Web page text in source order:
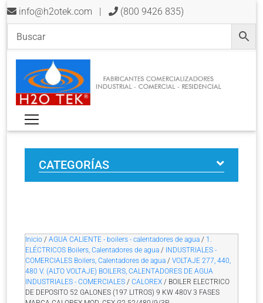
info@h2otek.com | (800 9426 835)
CATEGORÍAS
Inicio / AGUA CALIENTE - boilers - calentadores de agua / 1.
ELÉCTRICOS Boilers, Calentadores de agua / INDUSTRIALES -
COMERCIALES Boilers, Calentadores de agua / VOLTAJE 277, 440,
480 V. (ALTO VOLTAJE) BOILERS, CALENTADORES DE AGUA
INDUSTRIALES - COMERCIALES / CALOREX / BOILER ELECTRICO
DE DEPOSITO 52 GALONES (197 LITROS) 9 KW 480V 3 FASES